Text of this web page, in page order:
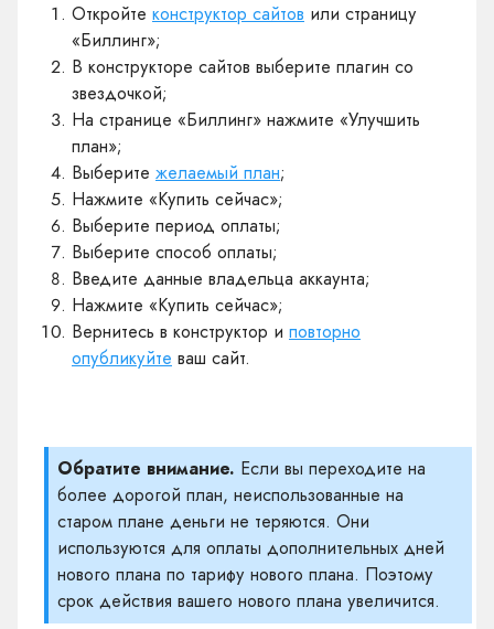
Откройте конструктор сайтов или страницу
«Биллинг»;
В конструкторе сайтов выберите плагин со
звездочкой;
На странице «Биллинг» нажмите «Улучшить
план»;
Выберите желаемый план;
Нажмите «Купить сейчас»;
Выберите период оплаты;
Выберите способ оплаты;
Введите данные владельца аккаунта;
Нажмите «Купить сейчас»;
Вернитесь в конструктор и повторно
опубликуйте ваш сайт.
Обратите внимание. Если вы переходите на
более дорогой план, неиспользованные на
старом плане деньги не теряются. Они
используются для оплаты дополнительных дней
нового плана по тарифу нового плана. Поэтому
срок действия вашего нового плана увеличится.